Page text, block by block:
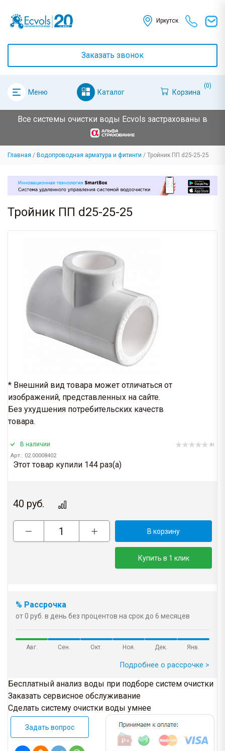
Иркутск
Заказать звонок
Меню Каталог Корзина
(0)
Все системы очистки воды Ecvols застрахованы в
Главная Водопроводная арматура и фитинги Тройник ПП d25-25-25
Тройник ПП d25-25-25
* Внешний вид товара может отличаться от
изображений, представленных на сайте.
Без ухудшения потребительских качеств
товара.
В наличии
Арт.: 02.00008402
(0)
Этот товар купили 144 раз(a)
40 руб.
В корзину
Купить в 1 клик
% Рассрочка
от 0 руб. в день без процентов на срок до 6 месяцев
Авг. Сен. Окт. Ноя. Дек. Янв.
Подробнее о рассрочке >
Бесплатный анализ воды при подборе систем очистки
Заказать сервисное обслуживание
Сделать систему очистки воды умнее
Задать вопрос